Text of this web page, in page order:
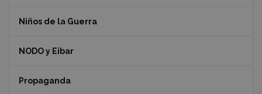
Niños de la Guerra
NODO y Eibar
Propaganda